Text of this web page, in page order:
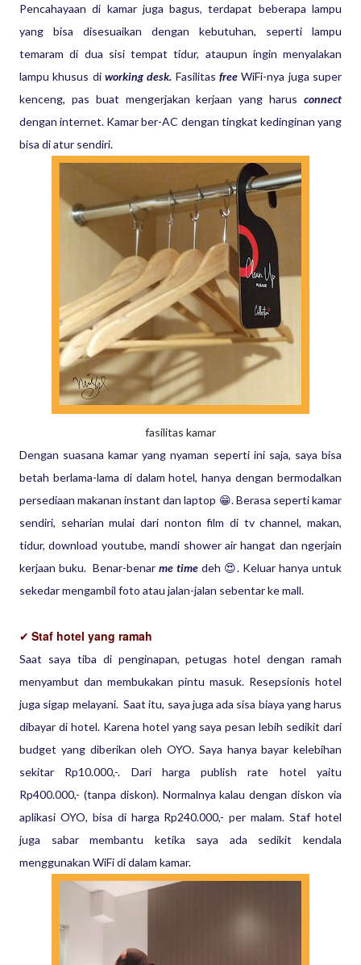
Pencahayaan di kamar juga bagus, terdapat beberapa lampu
yang bisa disesuaikan dengan kebutuhan, seperti lampu
temaram di dua sisi tempat tidur, ataupun ingin menyalakan
lampu khusus di working desk. Fasilitasfree WiFi-nya juga super
kenceng, pas buat mengerjakan kerjaan yang harus connect
dengan internet. Kamar ber-AC dengan tingkat kedinginan yang
bisa di atur sendiri.
fasilitas kamar
Dengan suasana kamar yang nyaman seperti ini saja, saya bisa
betah berlama-lama di dalam hotel, hanya dengan bermodalkan
persediaan makanan instant dan laptop 😁. Berasa seperti kamar
sendiri, seharian mulai dari nonton film di tv channel, makan,
tidur, download youtube, mandi shower air hangat dan ngerjain
kerjaan buku. Benar-benar me time deh 😍. Keluar hanya untuk
sekedar mengambil foto atau jalan-jalan sebentar ke mall.
✔ Staf hotel yang ramah
Saat saya tiba di penginapan, petugas hotel dengan ramah
menyambut dan membukakan pintu masuk. Resepsionis hotel
juga sigap melayani. Saat itu, saya juga ada sisa biaya yang harus
dibayar di hotel. Karena hotel yang saya pesan lebih sedikit dari
budget yang diberikan oleh OYO. Saya hanya bayar kelebihan
sekitar Rp10.000,-. Dari harga publish rate hotel yaitu
Rp400.000,- (tanpa diskon). Normalnya kalau dengan diskon via
aplikasi OYO, bisa di harga Rp240.000,- per malam. Staf hotel
juga sabar membantu ketika saya ada sedikit kendala
menggunakan WiFi di dalam kamar.